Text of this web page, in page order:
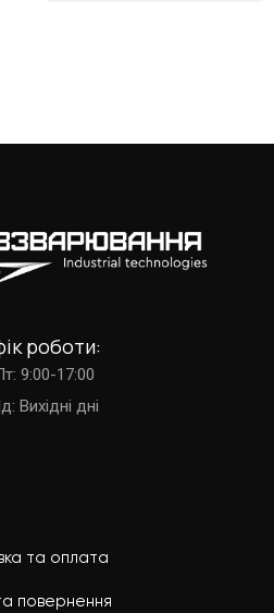
роботи:
9:00-17:00
Вихідні дні
та оплата
повернення